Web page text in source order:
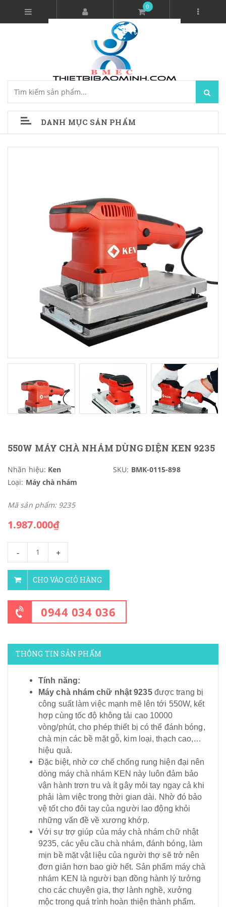
0
DANH MỤC SẢN PHẨM
550W MÁY CHÀ NHÁM DÙNG ĐIỆN KEN 9235
Nhãn hiệu: Ken SKU: BMK-0115-898
Loại: Máy chà nhám
Mã sản phẩm: 9235
1.987.000₫
- +
CHO VÀO GIỎ HÀNG
0944 034 036
THÔNG TIN SẢN PHẨM
Tính năng:
Máy chà nhám chữ nhật 9235được trang bị
công suất làm việc mạnh mẽ lên tới 550W, kết
hợp cùng tốc độ không tải cao 10000
vòng/phút, cho phép thiết bị có thể đánh bóng,
chà mịn các bề mặt gỗ, kim loại, thạch cao,…
hiệu quả.
Đặc biệt, nhờ cơ chế chống rung hiện đại nên
dòng máy chà nhám KEN này luôn đảm bảo
vận hành trơn tru và ít gây mỏi tay ngay cả khi
phải làm việc trong thời gian dài. Nhờ đó bảo
vệ tốt cho đôi tay của người lao động khỏi
những vấn đề về xương khớp.
Với sự trợ giúp của máy chà nhám chữ nhật
9235, các yêu cầu chà nhám, đánh bóng, làm
mịn bề mặt vật liệu của người thợ sẽ trở nên
đơn giản hơn bao giờ hết. Sản phẩm máy chà
nhám KEN là người bạn đồng hành lý tưởng
cho các chuyên gia, thợ lành nghề, xưởng
mộc trong quá trình hoàn thiện thành phẩm.